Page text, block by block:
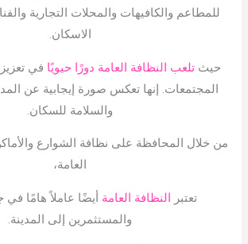
للمطاعم والكافيهات والمحلات التجارية
الاسكان.
حيثتلعب النظافة العامة دورًا حيويًا في
المجتمعات. إنها تعكس صورة إيجابية عن
والسلامة للسكان.
من خلال المحافظة على نظافة الشوارع
العامة،
تعتبر النظافة العامة أيضًا عاملاً هامًا
والمستثمرين إلى المدينة.